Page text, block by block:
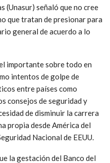
(Unasur) señaló que no cree
que tratan de presionar para
general de acuerdo a lo
importante sobre todo en
intentos de golpe de
entre países como
consejos de seguridad y
de disminuir la carrera
propia desde América del
Nacional de EEUU.
la gestación del Banco del